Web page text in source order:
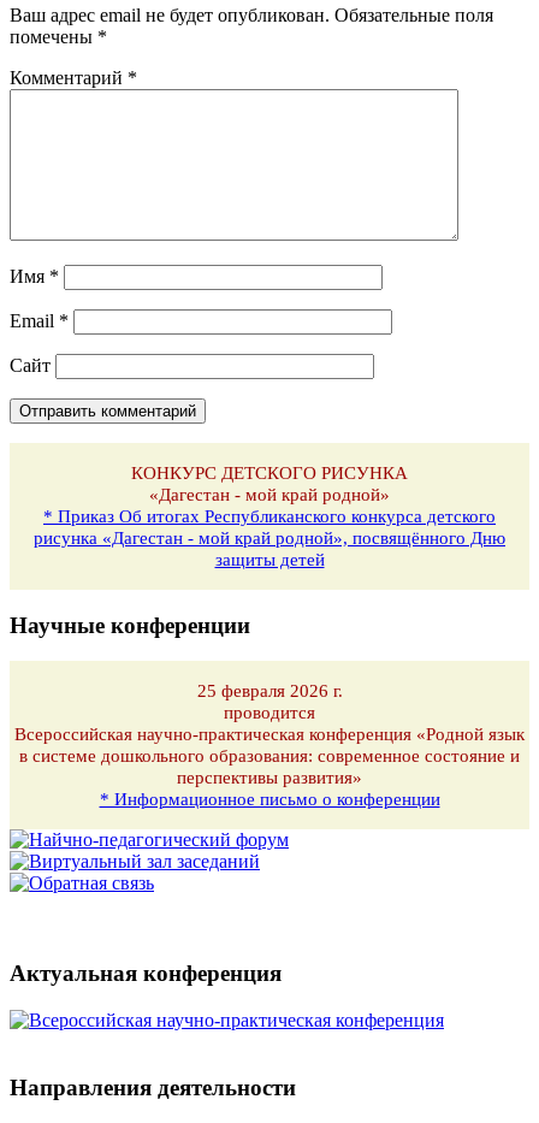
Ваш адрес email не будет опубликован. Обязательные поля
помечены *
Комментарий *
Имя *
Email *
Сайт
КОНКУРС ДЕТСКОГО РИСУНКА
«Дагестан - мой край родной»
* Приказ Об итогах Республиканского конкурса детского
рисунка «Дагестан - мой край родной», посвящённого Дню
защиты детей
Научные конференции
25 февраля 2026 г.
проводится
Всероссийская научно-практическая конференция «Родной язык
в системе дошкольного образования: современное состояние и
перспективы развития»
* Информационное письмо о конференции
Актуальная конференция
Направления деятельности